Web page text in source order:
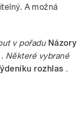
A možná
v pořadu Názory
. Některé vybrané
rozhlas .